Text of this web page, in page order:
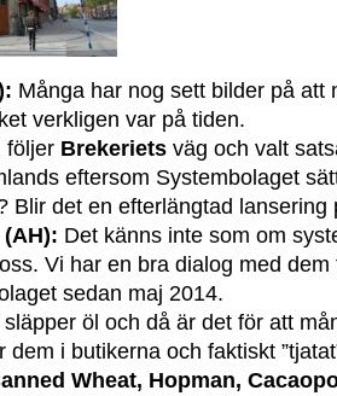
Många har nog sett bilder på att
verkligen var på tiden.
följer Brekeriets väg och valt
eftersom Systembolaget
Blir det en efterlängtad lansering
Det känns inte som om
Vi har en bra dialog med
sedan maj 2014.
öl och då är det för att
dem i butikerna och faktiskt
Wheat, Hopman,